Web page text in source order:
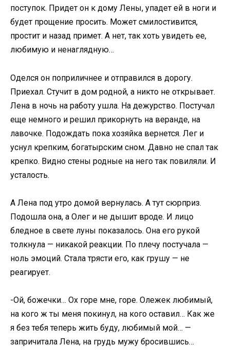
поступок. Придет он к дому Лены, упадет ей в ноги и
будет прощение просить. Может смилостивится,
простит и назад примет. А нет, так хоть увидеть ее,
любимую и ненаглядную…
Oделся он поприличнее и отправился в дорогу.
Приехал. Стучит в дом родной, а никто не открывает.
Лена в ночь на работу ушла. На дежурство. Постучал
еще немного и решил прикорнуть на веранде, на
лавочке. Подождать пока хозяйка вернется. Лег и
уснул крепким, богатырским сном. Давно не спал так
крепко. Видно стены родные на него так повиляли. И
усталость.
А Лена под утро домой вернулась. А тут сюрприз.
Подошла она, а Олег и не дышит вроде. И лицо
бледное в свете луны показалось. Она его рукой
толкнула — никакой реакции. По плечу постучала —
ноль эмоций. Стала трясти его, как грушу — не
реагирует.
-Ой, божечки… Ох горе мне, горе. Олежек любимый,
на кого ж ты меня покинул, на кого оставил… Как же
я без тебя теперь жить буду, любимый мой… —
запричитала Лена, на грудь мужу бросившись…